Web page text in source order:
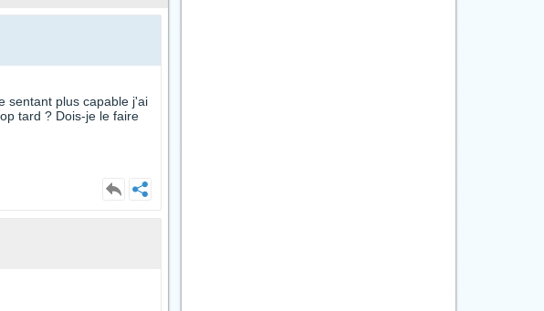
sentant plus capable j'ai
tard ? Dois-je le faire